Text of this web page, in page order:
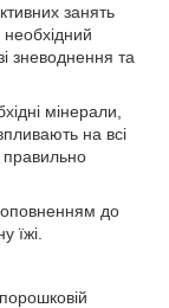
занять
зневоднення та
мінерали,
на всі
правильно
до
їжі.